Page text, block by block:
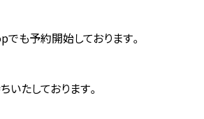
も予約開始しております。
たしております。